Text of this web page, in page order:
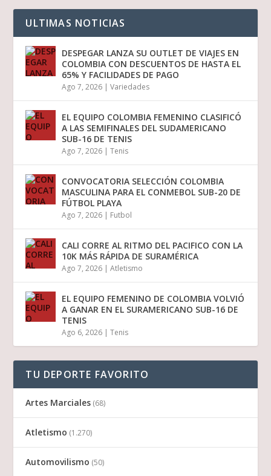
ULTIMAS NOTICIAS
DESPEGAR LANZA SU OUTLET DE VIAJES EN
COLOMBIA CON DESCUENTOS DE HASTA EL
65% Y FACILIDADES DE PAGO
Ago 7, 2026 |Variedades
EL EQUIPO COLOMBIA FEMENINO CLASIFICÓ
A LAS SEMIFINALES DEL SUDAMERICANO
SUB-16 DE TENIS
Ago 7, 2026 |Tenis
CONVOCATORIA SELECCIÓN COLOMBIA
MASCULINA PARA EL CONMEBOL SUB-20 DE
FÚTBOL PLAYA
Ago 7, 2026 | Futbol
CALI CORRE AL RITMO DEL PACIFICO CON LA
10K MÁS RÁPIDA DE SURAMÉRICA
Ago 7, 2026 |Atletismo
EL EQUIPO FEMENINO DE COLOMBIA VOLVIÓ
A GANAR EN EL SURAMERICANO SUB-16 DE
TENIS
Ago 6, 2026 |Tenis
TU DEPORTE FAVORITO
Artes Marciales (68)
Atletismo (1.270)
Automovilismo (50)